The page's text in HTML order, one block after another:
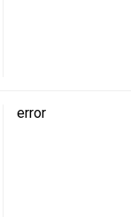
error